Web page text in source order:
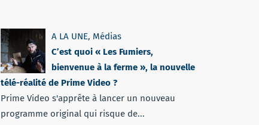
A LA UNE, Médias
C’est quoi « Les Fumiers,
bienvenue à la ferme », la nouvelle
télé-réalité de Prime Video ?
Prime Video s'apprête à lancer un nouveau
programme original qui risque de...